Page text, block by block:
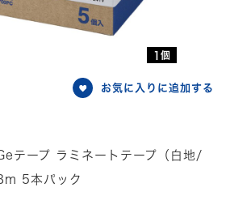
1個
お気に入りに追加する
テープ ラミネートテープ（白地/
5本パック